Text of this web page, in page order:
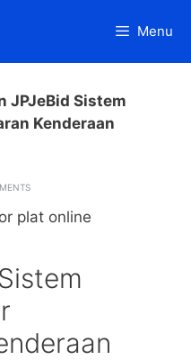
Menu
JPJeBid Sistem
Kenderaan